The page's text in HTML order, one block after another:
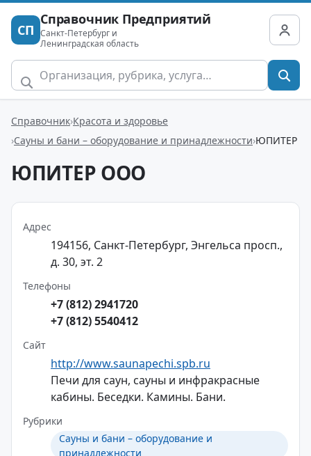
СП
Справочник Предприятий
Санкт-Петербург и
Ленинградская область
Справочник Красота и здоровье
Сауны и бани – оборудование и принадлежности ЮПИТЕР
ЮПИТЕР ООО
Адрес
194156, Санкт-Петербург, Энгельса просп.,
д. 30, эт. 2
Телефоны
+7 (812) 2941720
+7 (812) 5540412
Сайт
http://www.saunapechi.spb.ru
Печи для саун, сауны и инфракрасные
кабины. Беседки. Камины. Бани.
Рубрики
Сауны и бани – оборудование и
принадлежности